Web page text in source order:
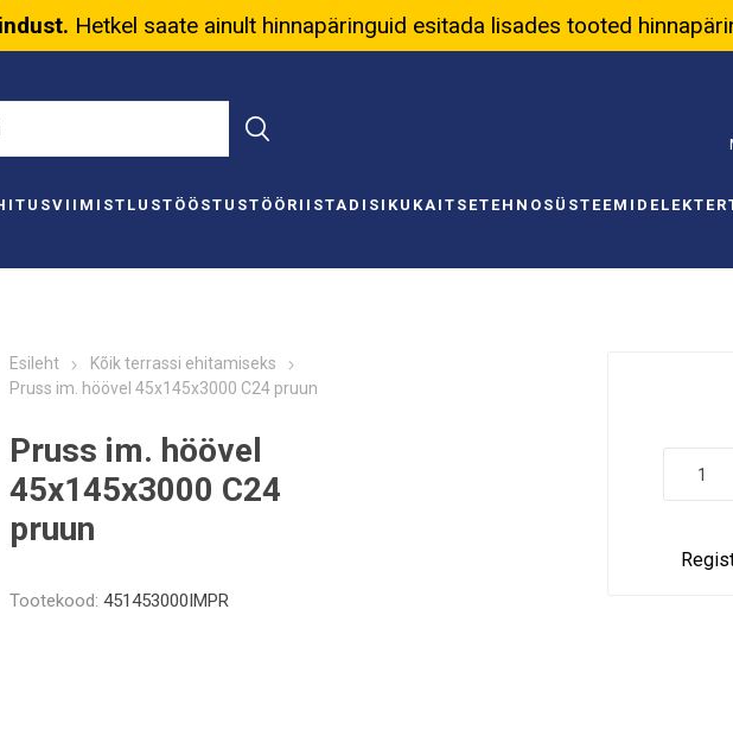
Hetkel saate ainult hinnapäringuid esitada lisades tooted
VIIMISTLUSTÖÖSTUSTÖÖRIISTAD ISIKUKAITSETEHNOSÜSTEEMID ELEKTER
Esileht
Kõik terrassi ehitamiseks
Pruss im. höövel 45x145x3000 C24 pruun
Pruss im. höövel
45x145x3000 C24
pruun
Tootekood: 451453000IMPR